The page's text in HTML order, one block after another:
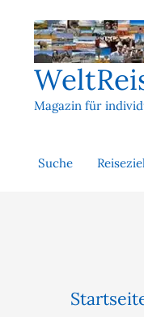
springen
Magazin für
Suche